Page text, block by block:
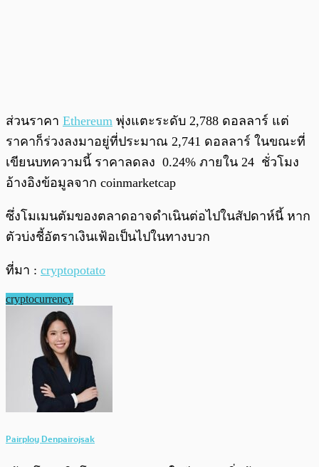
ส่วนราคา Ethereum พุ่งแตะระดับ 2,788 ดอลลาร์ แต่
ราคาก็ร่วงลงมาอยู่ที่ประมาณ 2,741 ดอลลาร์ ในขณะที่
เขียนบทความนี้ ราคาลดลง 0.24% ภายใน 24 ชั่วโมง
อ้างอิงข้อมูลจาก coinmarketcap
ซึ่งโมเมนตัมของตลาดอาจดำเนินต่อไปในสัปดาห์นี้ หาก
ตัวบ่งชี้อัตราเงินเฟ้อเป็นไปในทางบวก
ที่มา : cryptopotato
cryptocurrency
Pairploy Denpairojsak